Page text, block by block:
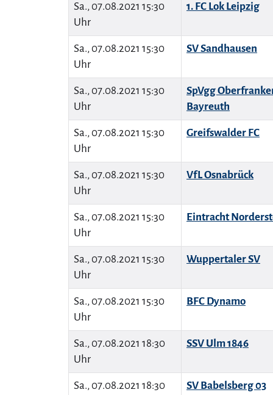
Sa., 07.08.2021 15:30
Uhr
1. FC Lok Leipzig
Sa., 07.08.2021 15:30
Uhr
SV Sandhausen
Sa., 07.08.2021 15:30
Uhr
SpVgg
Bayreuth
Sa., 07.08.2021 15:30
Uhr
Greifswalder FC
Sa., 07.08.2021 15:30
Uhr
VfL Osnabrück
Sa., 07.08.2021 15:30
Uhr
Eintracht
Sa., 07.08.2021 15:30
Uhr
Wuppertaler SV
Sa., 07.08.2021 15:30
Uhr
BFC Dynamo
Sa., 07.08.2021 18:30
Uhr
SSV Ulm 1846
Sa., 07.08.2021 18:30
SV Babelsberg 03